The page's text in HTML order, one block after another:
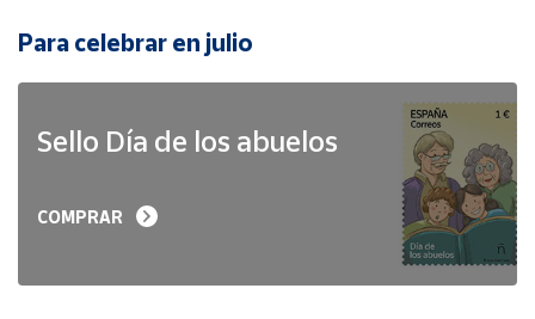
Para celebrar en julio
Sello Día de los abuelos
COMPRAR